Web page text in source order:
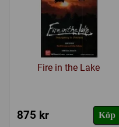
Fire in the Lake
875 kr Köp